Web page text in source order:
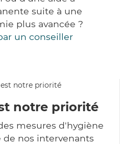
suite à une
plus avancée ?
un conseiller
notre priorité
mesures d'hygiène
nos intervenants